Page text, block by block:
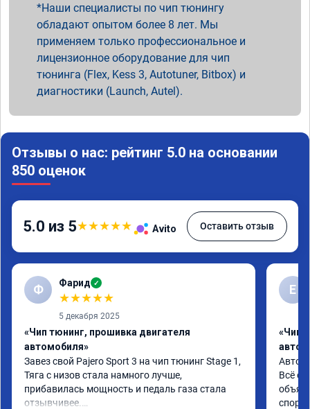
Наши специалисты по чип тюнингу
обладают опытом более 8 лет. Мы
применяем только профессиональное и
лицензионное оборудование для чип
тюнинга (Flex, Kess 3, Autotuner, Bitbox) и
диагностики (Launch, Autel).
Отзывы о нас: рейтинг 5.0 на основании
850 оценок
5.0 из 5★★★★★ Avito Оставить отзыв
Ф Фарид ✓
★★★★★
5 декабря 2025
«Чип тюнинг, прошивка двигателя
автомобиля»
Завез свой Pajero Sport 3 на чип тюнинг Stage 1,
Тяга с низов стала намного лучше,
прибавилась мощность и педаль газа стала
отзывчивее.
Е
«Чип
Всё